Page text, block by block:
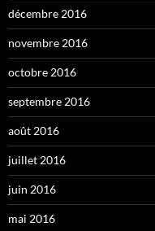
décembre 2016
novembre 2016
octobre 2016
septembre 2016
août 2016
juillet 2016
juin 2016
mai 2016